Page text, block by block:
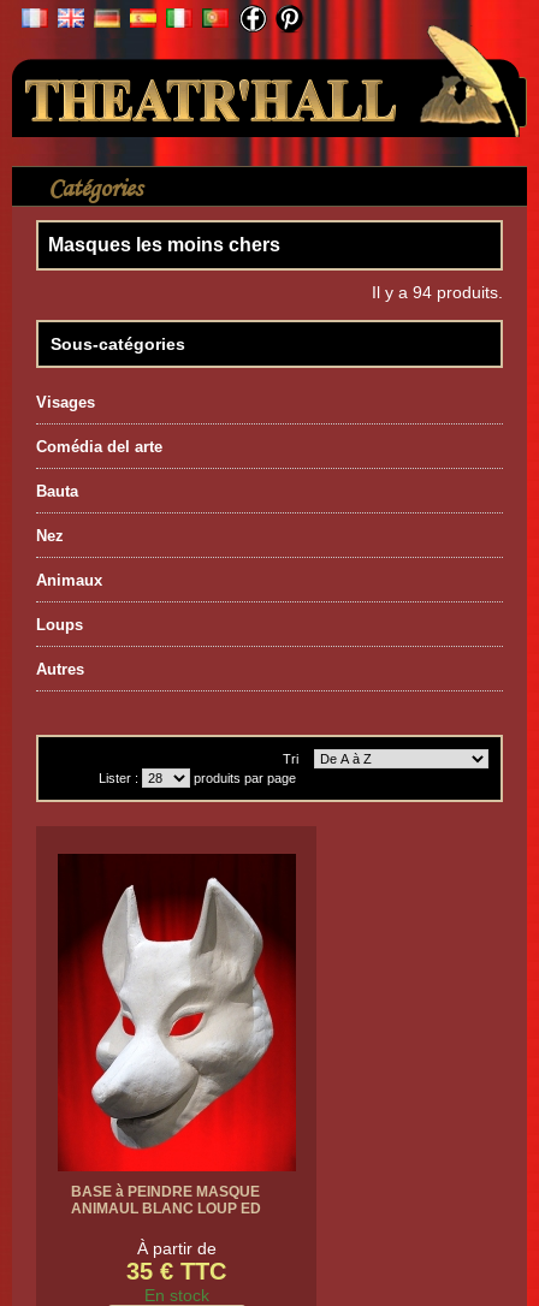
Votre compte
Catégories
Masques > Masques les moins chers
Masques les moins chers
Il y a 94 produits.
Sous-catégories
Visages
Comédia del arte
Bauta
Nez
Animaux
Loups
Autres
Tri
Lister :
produits par page
BASE à PEINDRE MASQUE
ANIMAUL BLANC LOUP ED
À partir de
35 € TTC
En stock